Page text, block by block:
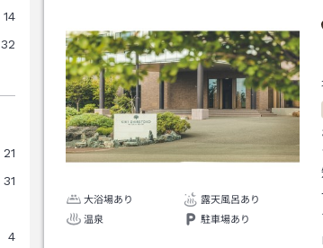
14
32
21
31
4
大浴場あり
露天風呂あり
温泉
駐車場あり